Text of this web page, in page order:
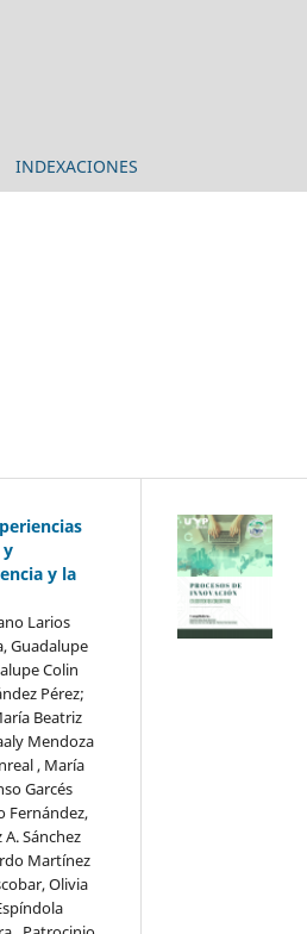
INDEXACIONES
y
y la
Larios
Guadalupe
Colin
Pérez;
Beatriz
Mendoza
, María
Garcés
Fernández,
Sánchez
Martínez
Olivia